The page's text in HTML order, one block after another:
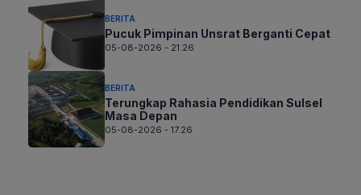
BERITA
Pucuk Pimpinan Unsrat Berganti Cepat
05-08-2026 - 21.26
BERITA
Terungkap Rahasia Pendidikan Sulsel
Masa Depan
05-08-2026 - 17.26